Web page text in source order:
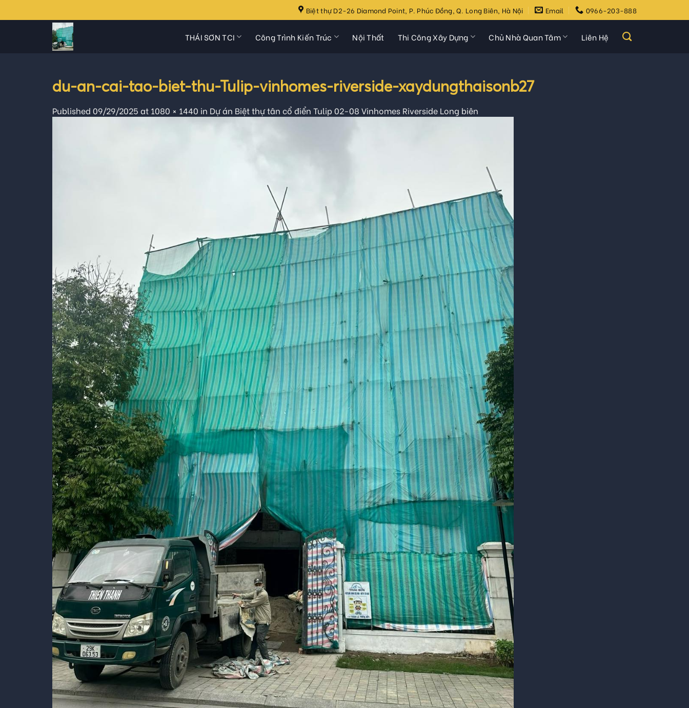
to
Biệt thự D2-26 Diamond Point, P. Phúc Đồng, Q. Long Biên, Hà Nội Email 0966-203-888
THÁI SƠN TCI Công Trình Kiến Trúc Nội Thất Thi Công Xây Dựng Chủ Nhà Quan Tâm Liên Hệ
du-an-cai-tao-biet-thu-Tulip-vinhomes-riverside-xaydungthaisonb27
Published 09/29/2025 at 1080 × 1440 in Dự án Biệt thự tân cổ điển Tulip 02-08 Vinhomes Riverside Long biên